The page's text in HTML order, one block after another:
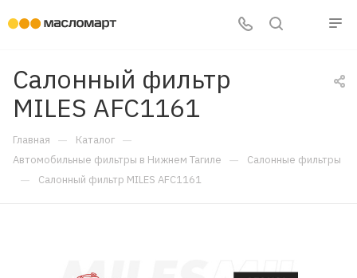
Салонный фильтр
MILES AFC1161
Главная — Каталог —
Автомобильные фильтры в Нижнем Тагиле — Салонные фильтры
— Салонный фильтр MILES AFC1161